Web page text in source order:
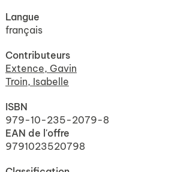
Langue
français
Contributeurs
Extence, Gavin
Troin, Isabelle
ISBN
979-10-235-2079-8
EAN de l'offre
9791023520798